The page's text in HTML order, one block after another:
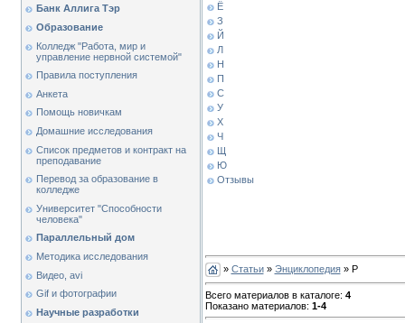
Банк Аллига Тэр
Образование
Колледж "Работа, мир и
управление нервной системой"
Правила поступления
Анкета
Помощь новичкам
Домашние исследования
Список предметов и контракт на
преподавание
Перевод за образование в
колледже
Университет "Способности
человека"
Параллельный дом
Методика исследования
Видео, avi
Gif и фотографии
Научные разработки
Ё
З
Й
Л
Н
П
С
У
Х
Ч
Щ
Ю
Отзывы
» Статьи» Энциклопедия» Р
Всего материалов в каталоге: 4
Показано материалов: 1-4